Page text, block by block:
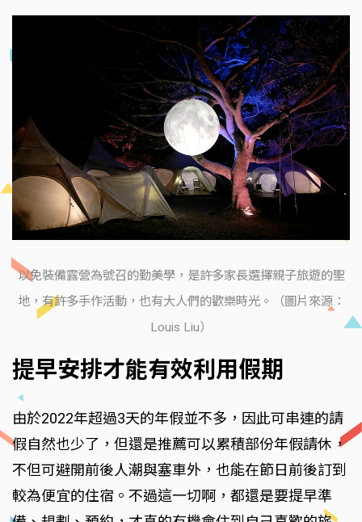
以免裝備露營為號召的勤美學，是許多家長選擇親子旅遊的聖
地，有許多手作活動，也有大人們的歡樂時光。（圖片來源：
Louis Liu）
提早安排才能有效利用假期
由於2022年超過3天的年假並不多，因此可串連的請
假自然也少了，但還是推薦可以累積部份年假請休，
不但可避開前後人潮與塞車外，也能在節日前後訂到
較為便宜的住宿。不過這一切啊，都還是要提早準